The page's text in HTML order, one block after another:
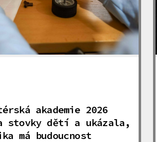
akademie 2026
stovky dětí a ukázala,
má budoucnost